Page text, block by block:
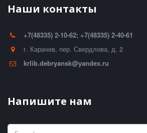
Наши контакты
+7(48335) 2-10-62; +7(48335) 2-40-61
г. Карачев, пер. Свердлова, д. 2
krlib.debryansk@yandex.ru
Напишите нам